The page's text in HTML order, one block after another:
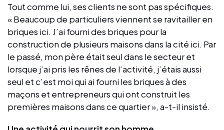
Tout comme lui, ses clients ne sont pas spécifiques.
« Beaucoup de particuliers viennent se ravitailler en
briques ici. J’ai fourni des briques pour la
construction de plusieurs maisons dans la cité ici. Par
le passé, mon père était seul dans le secteur et
lorsque j’ai pris les rênes de l’activité, j’étais aussi
seul et c’est moi qui ai fourni les briques à des
maçons et entrepreneurs qui ont construit les
premières maisons dans ce quartier », a-t-il insisté.